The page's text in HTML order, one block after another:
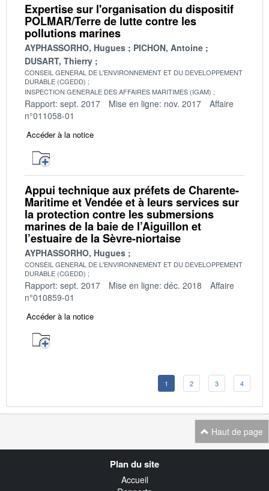
Expertise sur l'organisation du dispositif
POLMAR/Terre de lutte contre les
pollutions marines
AYPHASSORHO, Hugues
PICHON, Antoine
DUSART, Thierry
CONSEIL GENERAL DE L'ENVIRONNEMENT ET DU DEVELOPPEMENT
DURABLE (CGEDD)
INSPECTION GENERALE DES AFFAIRES MARITIMES (IGAM)
Rapport: sept. 2017 Mise en ligne: nov. 2017
Affaire
n°011058-01
Accéder à la notice
Appui technique aux préfets de Charente-
Maritime et Vendée et à leurs services sur
la protection contre les submersions
marines de la baie de l’Aiguillon et
l’estuaire de la Sèvre-niortaise
AYPHASSORHO, Hugues
CONSEIL GENERAL DE L'ENVIRONNEMENT ET DU DEVELOPPEMENT
DURABLE (CGEDD)
Rapport: sept. 2017 Mise en ligne: déc. 2018
Affaire
n°010859-01
Accéder à la notice
1 2 3 4
Haut de page
Plan du site
Accueil